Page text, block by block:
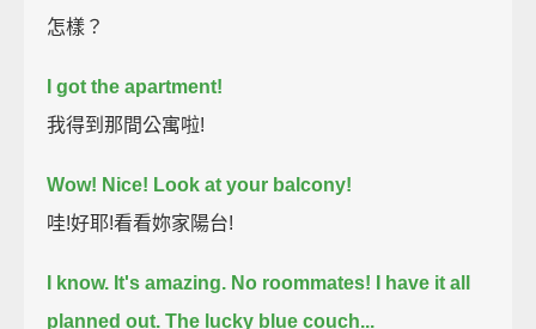
怎樣？
I got the apartment!
我得到那間公寓啦!
Wow! Nice! Look at your balcony!
哇!好耶!看看妳家陽台!
I know. It's amazing. No roommates!
I have it all
planned out. The lucky blue couch...